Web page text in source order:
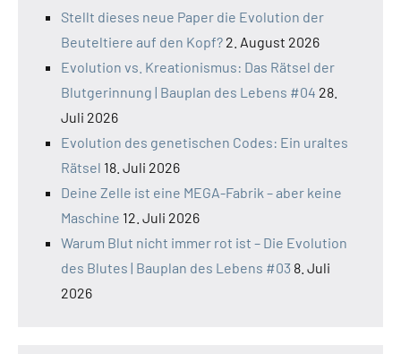
Stellt dieses neue Paper die Evolution der
Beuteltiere auf den Kopf? 2. August 2026
Evolution vs. Kreationismus: Das Rätsel der
Blutgerinnung | Bauplan des Lebens #04 28.
Juli 2026
Evolution des genetischen Codes: Ein uraltes
Rätsel 18. Juli 2026
Deine Zelle ist eine MEGA-Fabrik – aber keine
Maschine 12. Juli 2026
Warum Blut nicht immer rot ist – Die Evolution
des Blutes | Bauplan des Lebens #03 8. Juli
2026